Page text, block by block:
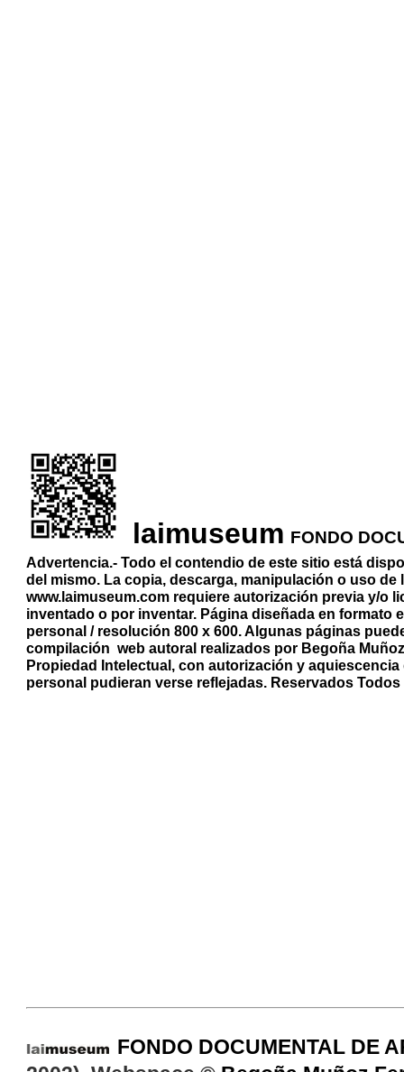
laimuseum FONDO
Advertencia.- Todo el contendio de este sitioestá
del mismo. La copia, descarga, manipulación o uso
www.laimuseum.com requiere autorización previa y/o
inventado o por inventar. Página diseñada en
personal / resolución 800 x 600. Algunas páginas
compilación web autoral realizados por Begoña
Propiedad Intelectual, con autorización y
personal pudieran verse reflejadas. Reservados
FONDO DOCUMENTAL DE